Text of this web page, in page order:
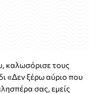
καλωσόρισε τους
«Δεν ξέρω αύριο που
σας, εμείς